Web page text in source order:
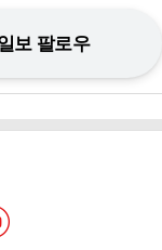
보 팔로우